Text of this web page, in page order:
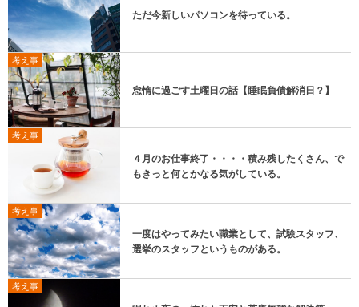
ただ今新しいパソコンを待っている。
考え事
怠惰に過ごす土曜日の話【睡眠負債解消日？】
考え事
４月のお仕事終了・・・・積み残したくさん、で
もきっと何とかなる気がしている。
考え事
一度はやってみたい職業として、試験スタッフ、
選挙のスタッフというものがある。
考え事